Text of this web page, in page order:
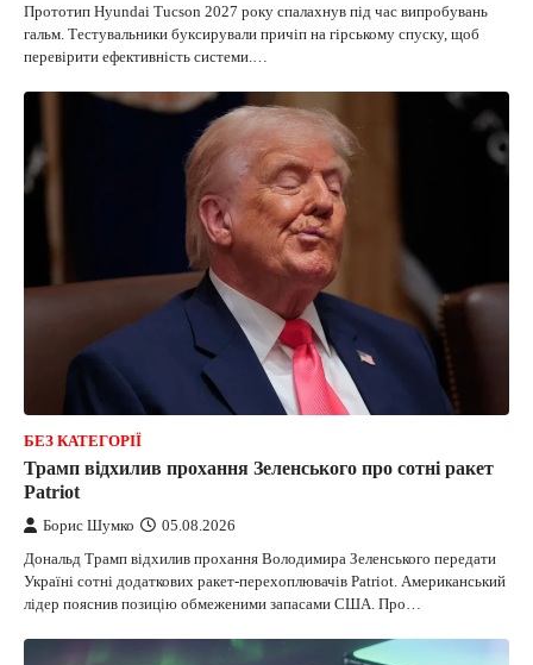
Прототип Hyundai Tucson 2027 року спалахнув під час випробувань
гальм. Тестувальники буксирували причіп на гірському спуску, щоб
перевірити ефективність системи.…
БЕЗ КАТЕГОРІЇ
Трамп відхилив прохання Зеленського про сотні ракет
Patriot
Борис Шумко 05.08.2026
Дональд Трамп відхилив прохання Володимира Зеленського передати
Україні сотні додаткових ракет-перехоплювачів Patriot. Американський
лідер пояснив позицію обмеженими запасами США. Про…